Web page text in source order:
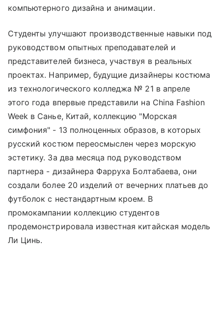
компьютерного дизайна и анимации.
Студенты улучшают производственные навыки под
руководством опытных преподавателей и
представителей бизнеса, участвуя в реальных
проектах. Например, будущие дизайнеры костюма
из технологического колледжа № 21 в апреле
этого года впервые представили на China Fashion
Week в Санье, Китай, коллекцию "Морская
симфония" - 13 полноценных образов, в которых
русский костюм переосмыслен через морскую
эстетику. За два месяца под руководством
партнера - дизайнера Фарруха Болтабаева, они
создали более 20 изделий от вечерних платьев до
футболок с нестандартным кроем. В
промокампании коллекцию студентов
продемонстрировала известная китайская модель
Ли Цинь.